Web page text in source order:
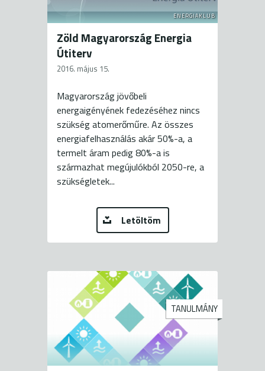
ENERGIAKLUB
Zöld Magyarország Energia
Útiterv
2016. május 15.
Magyarország jövőbeli
energaigényének fedezéséhez nincs
szükség atomerőműre. Az összes
energiafelhasználás akár 50%-a, a
termelt áram pedig 80%-a is
származhat megújulókból 2050-re, a
szükségletek...
Letöltöm
TANULMÁNY